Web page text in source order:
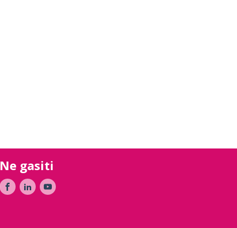
Ne gasiti